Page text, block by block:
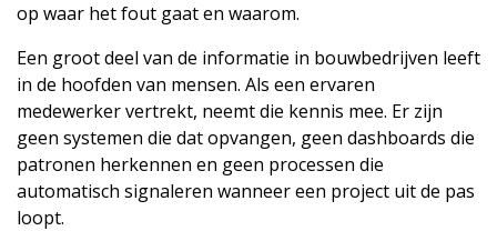
op waar het fout gaat en waarom.
Een groot deel van de informatie in bouwbedrijven leeft
in de hoofden van mensen. Als een ervaren
medewerker vertrekt, neemt die kennis mee. Er zijn
geen systemen die dat opvangen, geen dashboards die
patronen herkennen en geen processen die
automatisch signaleren wanneer een project uit de pas
loopt.